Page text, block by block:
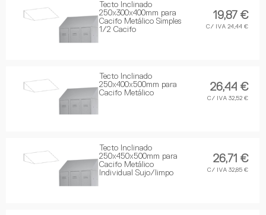
Tecto Inclinado
250x300x400mm para
Cacifo Metálico Simples
1/2 Cacifo
19,87 €
C/ IVA 24,44 €
Tecto Inclinado
250x400x500mm para
Cacifo Metálico
26,44 €
C/ IVA 32,52 €
Tecto Inclinado
250x450x500mm para
Cacifo Metálico
Individual Sujo/limpo
26,71 €
C/ IVA 32,85 €